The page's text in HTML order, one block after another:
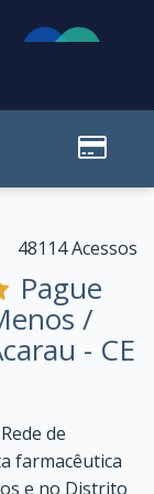
48114 Acessos
Pague
/
- CE
de
farmacêutica
e no Distrito